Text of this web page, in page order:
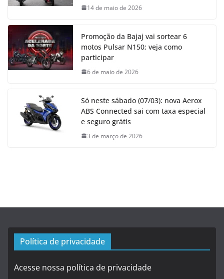
14 de maio de 2026
Promoção da Bajaj vai sortear 6
motos Pulsar N150; veja como
participar
6 de maio de 2026
Só neste sábado (07/03): nova Aerox
ABS Connected sai com taxa especial
e seguro grátis
3 de março de 2026
Política de privacidade
Acesse nossa política de privacidade